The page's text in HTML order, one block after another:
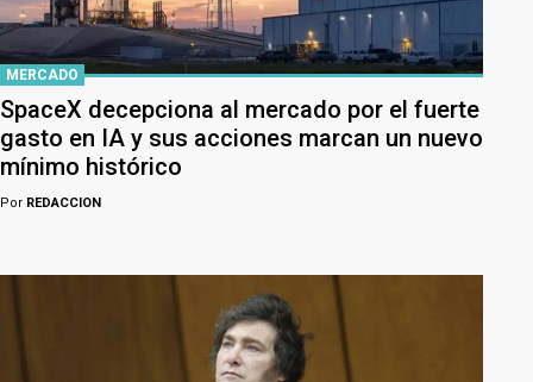
MERCADO
SpaceX decepciona al mercado por el fuerte
gasto en IA y sus acciones marcan un nuevo
mínimo histórico
Por REDACCION